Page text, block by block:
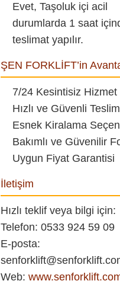
Evet, Taşoluk içi acil
durumlarda 1 saat
teslimat yapılır.
ŞEN FORKLİFT’in
7/24 Kesintisiz Hizmet
Hızlı ve Güvenli
Esnek Kiralama
Bakımlı ve Güvenilir
Uygun Fiyat Garantisi
İletişim
Hızlı teklif veya bilgi için:
Telefon: 0533 924 59 09
E-posta:
Web: